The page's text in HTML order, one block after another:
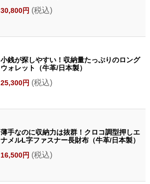
30,800円 (税込)
小銭が探しやすい！収納量たっぷりのロング
ウォレット（牛革/日本製）
25,300円 (税込)
薄手なのに収納力は抜群！クロコ調型押しエ
ナメルL字ファスナー長財布（牛革/日本製）
16,500円 (税込)